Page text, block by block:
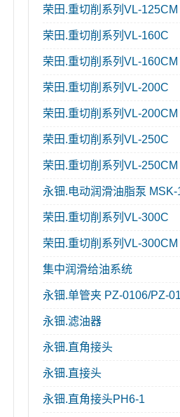
荣田.重切削系列VL-125CM
荣田.重切削系列VL-160C
荣田.重切削系列VL-160CM
荣田.重切削系列VL-200C
荣田.重切削系列VL-200CM
荣田.重切削系列VL-250C
荣田.重切削系列VL-250CM
永钿.电动润滑油脂泵
荣田.重切削系列VL-300C
荣田.重切削系列VL-300CM
集中润滑给油系统
永钿.单管夹 PZ-0106/PZ-
永钿.滤油器
永钿.直角接头
永钿.直接头
永钿.直角接头PH6-1